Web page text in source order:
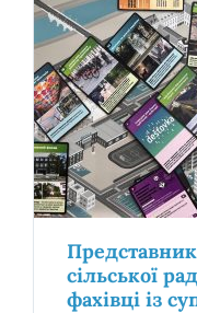
сільської
фахівці із